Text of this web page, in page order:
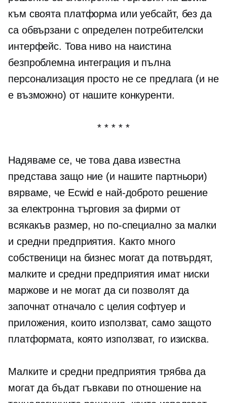
към своята платформа или уебсайт, без да
са обвързани с определен потребителски
интерфейс. Това ниво на наистина
безпроблемна интеграция и пълна
персонализация просто не се предлага (и не
е възможно) от нашите конкуренти.
* * * * *
Надяваме се, че това дава известна
представа защо ние (и нашите партньори)
вярваме, че Ecwid е най-доброто решение
за електронна търговия за фирми от
всякакъв размер, но по-специално за малки
и средни предприятия. Както много
собственици на бизнес могат да потвърдят,
малките и средни предприятия имат ниски
маржове и не могат да си позволят да
започнат отначало с целия софтуер и
приложения, които използват, само защото
платформата, която използват, го изисква.
Малките и средни предприятия трябва да
могат да бъдат гъвкави по отношение на